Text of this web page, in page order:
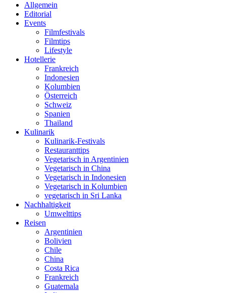
Allgemein
Editorial
Events
Filmfestivals
Filmtips
Lifestyle
Hotellerie
Frankreich
Indonesien
Kolumbien
Österreich
Schweiz
Spanien
Thailand
Kulinarik
Kulinarik-Festivals
Restauranttips
Vegetarisch in Argentinien
Vegetarisch in China
Vegetarisch in Indonesien
Vegetarisch in Kolumbien
vegetarisch in Sri Lanka
Nachhaltigkeit
Umwelttips
Reisen
Argentinien
Bolivien
Chile
China
Costa Rica
Frankreich
Guatemala